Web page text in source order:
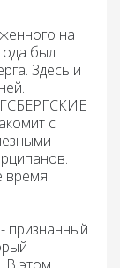
на
был
Здесь и
с
.
время.
- признанный